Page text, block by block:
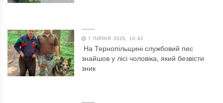
7 ЛИПНЯ 2026, 10:42
На Тернопільщині службовий пес
знайшов у лісі чоловіка, який безвісти
зник